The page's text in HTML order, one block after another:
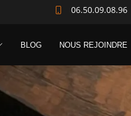
06.50.09.08.96
BLOG NOUS REJOINDRE